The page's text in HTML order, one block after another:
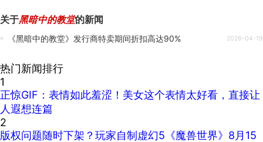
关于黑暗中的教堂的新闻
《黑暗中的教堂》发行商特卖期间折扣高达90% 2026-04-19
热门新闻排行
1
正惊GIF：表情如此羞涩！美女这个表情太好看，直接让
人遐想连篇
2
版权问题随时下架？玩家自制虚幻5《魔兽世界》8月15